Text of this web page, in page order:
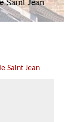
Saint Jean